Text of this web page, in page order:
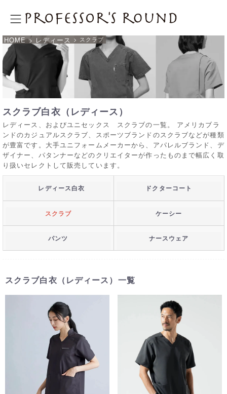
プロフェッサーズラウンド
HOME> レディース > スクラブ
スクラブ白衣（レディース）
レディース、およびユニセックス スクラブの一覧。 アメリカブラ
ンドのカジュアルスクラブ、スポーツブランドのスクラブなどが種類
が豊富です。大手ユニフォームメーカーから、アパレルブランド、デ
ザイナー、パタンナーなどのクリエイターが作ったものまで幅広く取
り扱いセレクトして販売しています。
レディース白衣 ドクターコート
スクラブ ケーシー
パンツ ナースウェア
スクラブ白衣（レディース）一覧